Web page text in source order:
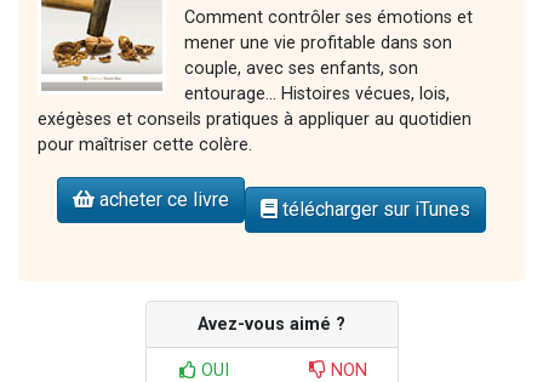
Comment contrôler ses émotions et
mener une vie profitable dans son
couple, avec ses enfants, son
entourage... Histoires vécues, lois,
exégèses et conseils pratiques à appliquer au quotidien
pour maîtriser cette colère.
acheter ce livre télécharger sur iTunes
Avez-vous aimé ?
OUI NON